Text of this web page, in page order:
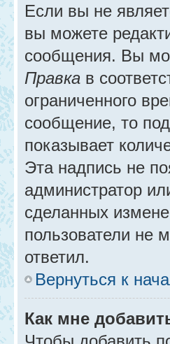
Если вы не
вы можете
сообщения. Вы
Правка в
ограниченного
сообщение, то
показывает
Эта надпись не
администратор
сделанных
пользователи не
ответил.
Вернуться к
Как мне